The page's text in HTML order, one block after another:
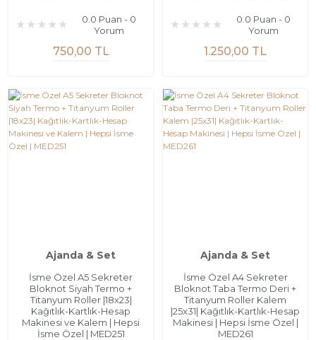
0.0 Puan - 0
Yorum
750,00 TL
0.0 Puan - 0
Yorum
1.250,00 TL
Ajanda & Set
İsme Özel A5 Sekreter
Bloknot Siyah Termo +
Titanyum Roller |18x23|
Kağıtlık-Kartlık-Hesap
Makinesi ve Kalem | Hepsi
İsme Özel | MED251
Ajanda & Set
İsme Özel A4 Sekreter
Bloknot Taba Termo Deri +
Titanyum Roller Kalem
|25x31| Kağıtlık-Kartlık-Hesap
Makinesi | Hepsi İsme Özel |
MED261